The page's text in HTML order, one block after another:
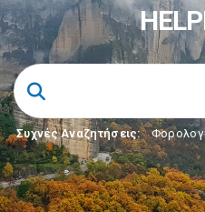
Συχνές Αναζητήσεις: